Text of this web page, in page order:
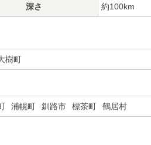
深さ 約100km
樹町
浦幌町 釧路市 標茶町 鶴居村